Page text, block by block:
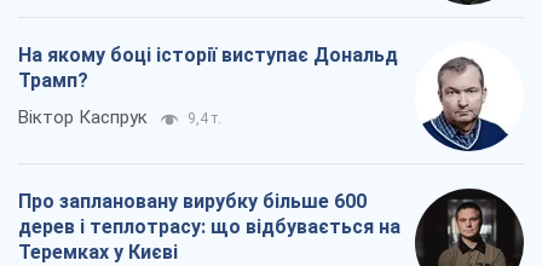
На якому боці історії виступає Дональд
Трамп?
Віктор Каспрук 9,4 т.
Про заплановану вирубку більше 600
дерев і теплотрасу: що відбувається на
Теремках у Києві